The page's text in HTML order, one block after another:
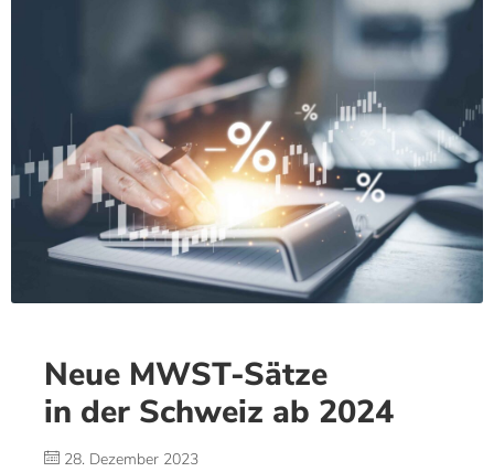
Neue MWST-Sätze
in der Schweiz ab 2024
28. Dezember 2023